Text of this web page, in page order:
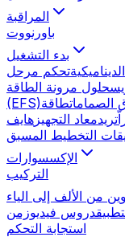
المراقبة
باورنووت
بدء التشغيل
حلول مرونة الطاقة
(EFS)
الصمامات
معاد التجهيز هايف
التخطيط المسبق
الإكسسوارات
التركيب
من الألف إلى الياء
تطبيقدروس فيديوزمن
استجابة التحكم